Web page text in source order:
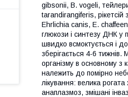
gibsonii, B. vogeli,
tarandirangiferis,
Ehrlichia canis, E.
глюкози і синтезу ДНК у
швидко всмоктується і
зберігається 4-6 тижнів.
організму в основному з
належить до помірно
лікування: велика
анаплазмоз, змішані